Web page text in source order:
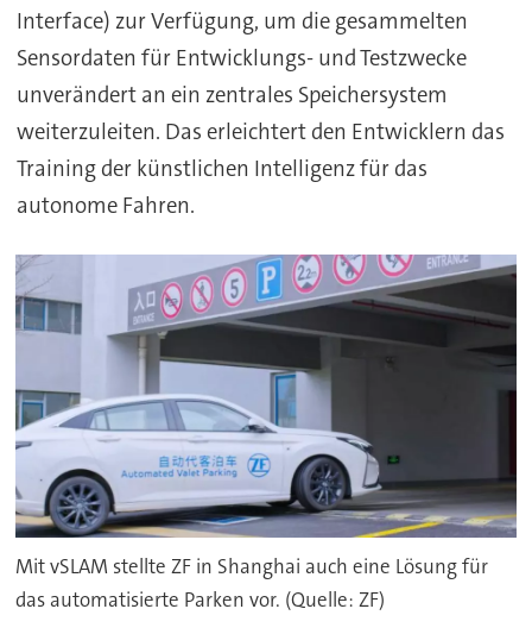
Interface) zur Verfügung, um die gesammelten
Sensordaten für Entwicklungs- und Testzwecke
unverändert an ein zentrales Speichersystem
weiterzuleiten. Das erleichtert den Entwicklern das
Training der künstlichen Intelligenz für das
autonome Fahren.
Mit vSLAM stellte ZF in Shanghai auch eine Lösung für
das automatisierte Parken vor. (Quelle: ZF)